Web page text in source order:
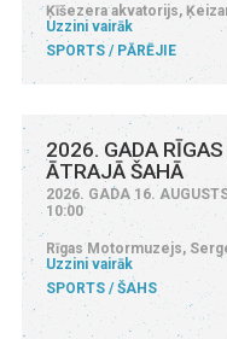
Ķīšezera akvatorijs,
Uzzini vairāk
SPORTS
PĀRĒJIE
2026. GADA
ĀTRAJĀ ŠAHĀ
2026. GADA 16.
10:00
Rīgas Motormuzejs,
Uzzini vairāk
SPORTS
ŠAHS